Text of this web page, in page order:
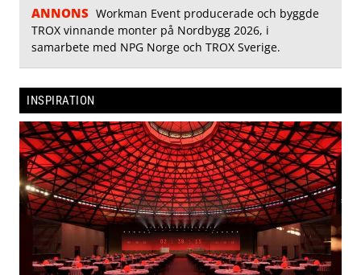
ANNONS Workman Event producerade och byggde
TROX vinnande monter på Nordbygg 2026, i
samarbete med NPG Norge och TROX Sverige.
INSPIRATION